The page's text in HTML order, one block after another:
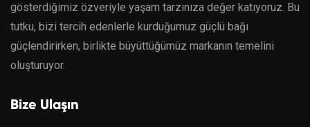
gösterdiğimiz özveriyle yaşam tarzınıza değer katıyoruz. Bu
tutku, bizi tercih edenlerle kurduğumuz güçlü bağı
güçlendirirken, birlikte büyüttüğümüz markanın temelini
oluşturuyor.
Bize Ulaşın